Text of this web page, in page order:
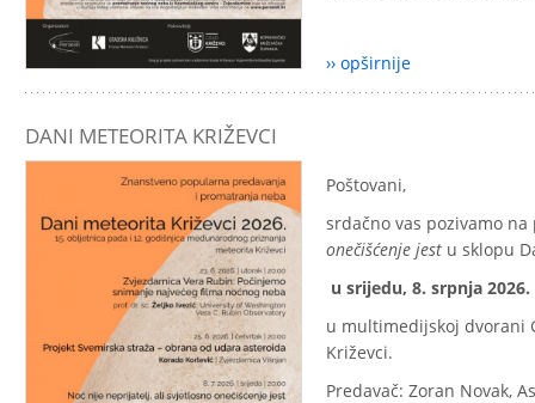
›› opširnije
DANI METEORITA KRIŽEVCI
Poštovani,
srdačno vas pozivamo
onečišćenje jest u sklopu
u srijedu, 8. srpnja
u multimedijskoj dvorani
Križevci.
Predavač: Zoran Novak,